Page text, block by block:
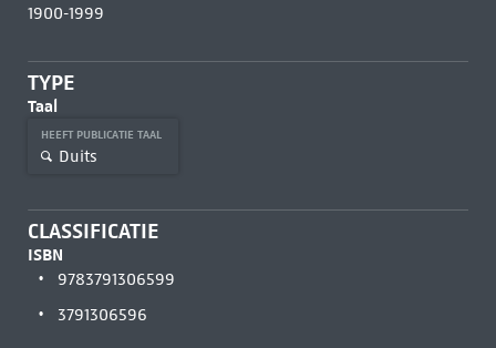
1900-1999
TYPE
Taal
HEEFT PUBLICATIE TAAL
Duits
CLASSIFICATIE
ISBN
9783791306599
3791306596